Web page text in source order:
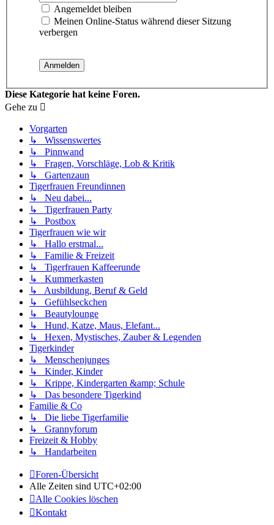
Angemeldet bleiben
Meinen Online-Status während dieser Sitzung
verbergen
Diese Kategorie hat keine Foren.
Gehe zu
Vorgarten
↳ Wissenswertes
↳ Pinnwand
↳ Fragen, Vorschläge, Lob & Kritik
↳ Gartenzaun
Tigerfrauen Freundinnen
↳ Neu dabei...
↳ Tigerfrauen Party
↳ Postbox
Tigerfrauen wie wir
↳ Hallo erstmal...
↳ Familie & Freizeit
↳ Tigerfrauen Kaffeerunde
↳ Kummerkasten
↳ Ausbildung, Beruf & Geld
↳ Gefühlseckchen
↳ Beautylounge
↳ Hund, Katze, Maus, Elefant...
↳ Hexen, Mystisches, Zauber & Legenden
Tigerkinder
↳ Menschenjunges
↳ Kinder, Kinder
↳ Krippe, Kindergarten &amp; Schule
↳ Das besondere Tigerkind
Familie & Co
↳ Die liebe Tigerfamilie
↳ Grannyforum
Freizeit & Hobby
↳ Handarbeiten
Foren-Übersicht
Alle Zeiten sind UTC+02:00
Alle Cookies löschen
Kontakt